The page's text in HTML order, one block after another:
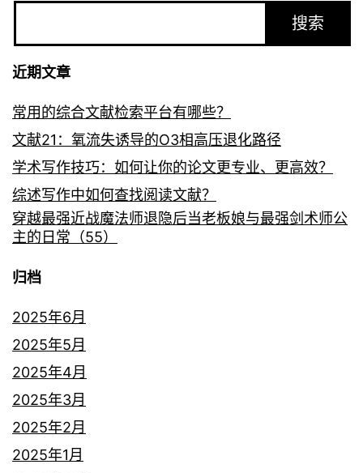
搜索
近期文章
常用的综合文献检索平台有哪些？
文献21：氧流失诱导的O3相高压退化路径
学术写作技巧：如何让你的论文更专业、更高效？
综述写作中如何查找阅读文献？
穿越最强近战魔法师退隐后当老板娘与最强剑术师公
主的日常（55）
归档
2025年6月
2025年5月
2025年4月
2025年3月
2025年2月
2025年1月